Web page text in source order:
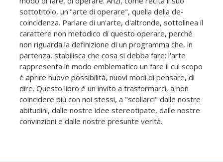
sottotitolo, un'"arte di operare", quella della de-
coincidenza. Parlare di un'arte, d'altronde, sottolinea il
carattere non metodico di questo operare, perché
non riguarda la definizione di un programma che, in
partenza, stabilisca che cosa si debba fare: l'arte
rappresenta in modo emblematico un fare il cui scopo
è aprire nuove possibilità, nuovi modi di pensare, di
dire. Questo libro è un invito a trasformarci, a non
coincidere più con noi stessi, a "scollarci" dalle nostre
abitudini, dalle nostre idee stereotipate, dalle nostre
convinzioni e dalle nostre presunte verità.